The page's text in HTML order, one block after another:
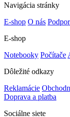
Navigácia stránky
E-shop O nás
E-shop
Notebooky Počítače
Dôležité odkazy
Reklamácie
Doprava a platba
Sociálne siete